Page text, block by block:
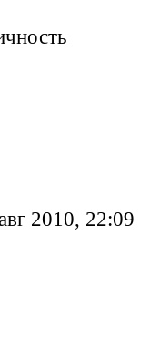
2010, 22:09